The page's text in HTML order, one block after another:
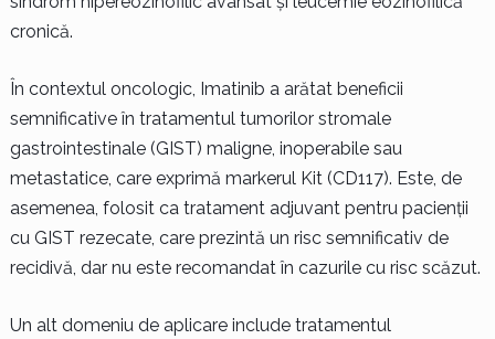
cronică.
În contextul oncologic, Imatinib a arătat beneficii
semnificative în tratamentul tumorilor stromale
gastrointestinale (GIST) maligne, inoperabile sau
metastatice, care exprimă markerul Kit (CD117). Este, de
asemenea, folosit ca tratament adjuvant pentru pacienții
cu GIST rezecate, care prezintă un risc semnificativ de
recidivă, dar nu este recomandat în cazurile cu risc scăzut.
Un alt domeniu de aplicare include tratamentul